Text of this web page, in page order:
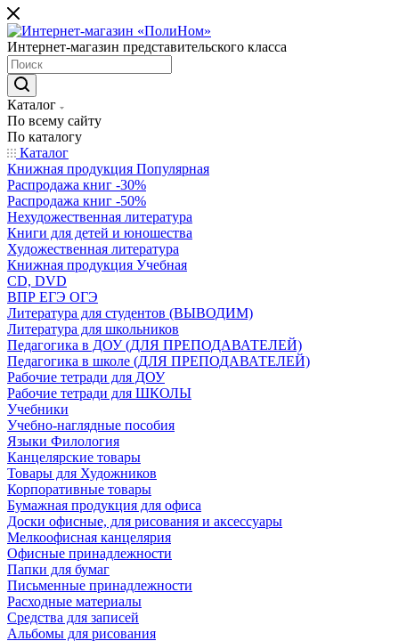
Интернет-магазин представительского класса
Каталог
По всему сайту
По каталогу
Каталог
Книжная продукция Популярная
Распродажа книг -30%
Распродажа книг -50%
Нехудожественная литература
Книги для детей и юношества
Художественная литература
Книжная продукция Учебная
CD, DVD
ВПР ЕГЭ ОГЭ
Литература для студентов (ВЫВОДИМ)
Литература для школьников
Педагогика в ДОУ (ДЛЯ ПРЕПОДАВАТЕЛЕЙ)
Педагогика в школе (ДЛЯ ПРЕПОДАВАТЕЛЕЙ)
Рабочие тетради для ДОУ
Рабочие тетради для ШКОЛЫ
Учебники
Учебно-наглядные пособия
Языки Филология
Канцелярские товары
Товары для Художников
Корпоративные товары
Бумажная продукция для офиса
Доски офисные, для рисования и аксессуары
Мелкоофисная канцелярия
Офисные принадлежности
Папки для бумаг
Письменные принадлежности
Расходные материалы
Средства для записей
Альбомы для рисования